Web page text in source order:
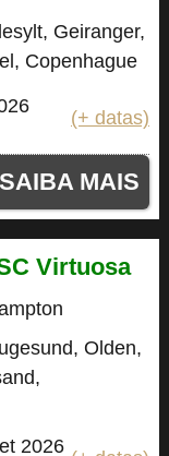
Geiranger,
Copenhague
(+ datas)
SAIBA MAIS
Virtuosa
Olden,
2026